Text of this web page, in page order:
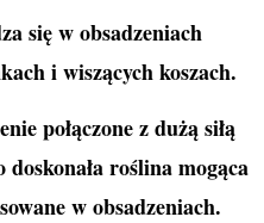
się w obsadzeniach
i wiszących koszach.
połączone z dużą siłą
roślina mogąca
w obsadzeniach.